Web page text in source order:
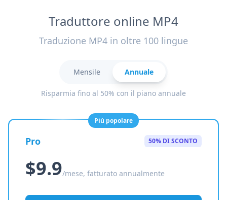
Traduttore online MP4
Traduzione MP4 in oltre 100 lingue
Mensile Annuale
Risparmia fino al 50% con il piano annuale
Più popolare
Pro 50% DI SCONTO
$9.9/mese, fatturato annualmente